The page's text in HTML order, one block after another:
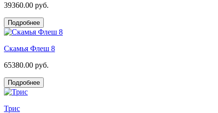
39360.00 руб.
Подробнее
Скамья Флеш 8
65380.00 руб.
Подробнее
Трис